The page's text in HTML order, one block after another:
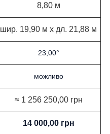
8,80 м
шир. 19,90 м х дл. 21,88 м
23,00°
можливо
≈ 1 256 250,00 грн
14 000,00 грн